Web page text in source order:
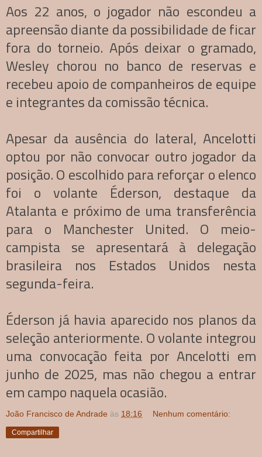
Aos 22 anos, o jogador não escondeu a
apreensão diante da possibilidade de ficar
fora do torneio. Após deixar o gramado,
Wesley chorou no banco de reservas e
recebeu apoio de companheiros de equipe
e integrantes da comissão técnica.
Apesar da ausência do lateral, Ancelotti
optou por não convocar outro jogador da
posição. O escolhido para reforçar o elenco
foi o volante Éderson, destaque da
Atalanta e próximo de uma transferência
para o Manchester United. O meio-
campista se apresentará à delegação
brasileira nos Estados Unidos nesta
segunda-feira.
Éderson já havia aparecido nos planos da
seleção anteriormente. O volante integrou
uma convocação feita por Ancelotti em
junho de 2025, mas não chegou a entrar
em campo naquela ocasião.
João Francisco de Andrade às 18:16 Nenhum comentário:
Compartilhar